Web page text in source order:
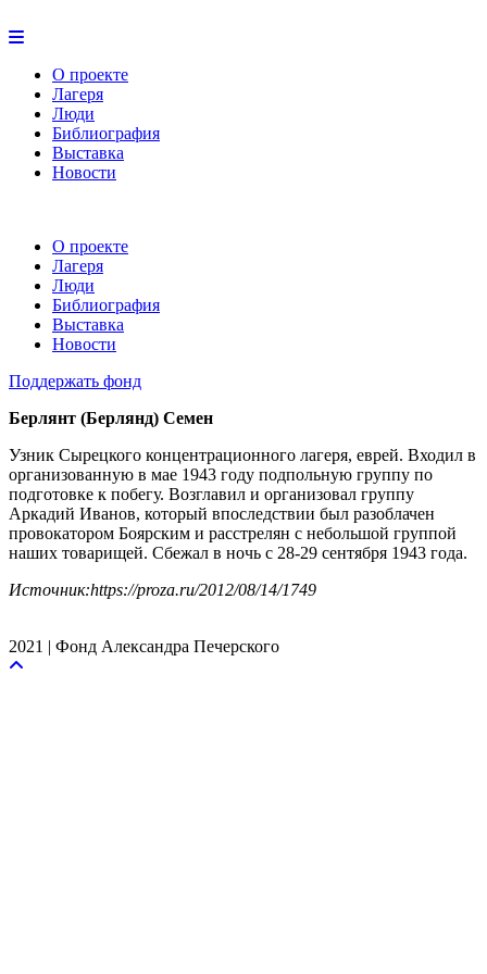
О проекте
Лагеря
Люди
Библиография
Выставка
Новости
О проекте
Лагеря
Люди
Библиография
Выставка
Новости
Поддержать фонд
Берлянт (Берлянд) Семен
Узник Сырецкого концентрационного лагеря, еврей. Входил в
организованную в мае 1943 году подпольную группу по
подготовке к побегу. Возглавил и организовал группу
Аркадий Иванов, который впоследствии был разоблачен
провокатором Боярским и расстрелян с небольшой группой
наших товарищей. Сбежал в ночь с 28-29 сентября 1943 года.
Источник:https://proza.ru/2012/08/14/1749
2021 | Фонд Александра Печерского